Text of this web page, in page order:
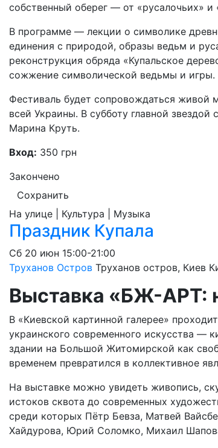
собственный оберег — от «русалочьих» и
В программе — лекции о символике
единения с природой, образы ведьм и
реконструкция обряда «Купальское
сожжение символической ведьмы и игры.
Фестиваль будет сопровождаться живой
всей Украины. В субботу главной
Марина Круть.
Вход: 350 грн
Закончено
Сохранить
На улице | Культура | Музыка
Праздник Купала
Сб 20 июн 15:00-21:00
Труханов Остров Труханов остров, Киев
Выставка «БЖ-АРТ:
В «Киевской картинной галерее»
украинского современного искусства —
здании на Большой Житомирской как
временем превратился в коллективное
На выставке можно увидеть живопись,
истоков сквота до современных
среди которых Пётр Бевза, Матвей
Хайдурова, Юрий Соломко, Михаил